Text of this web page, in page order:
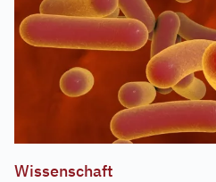
Wissenschaft